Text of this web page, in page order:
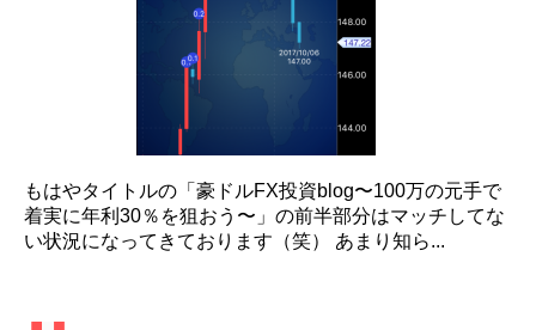
もはやタイトルの「豪ドルFX投資blog〜100万の元手で
着実に年利30％を狙おう〜」の前半部分はマッチしてな
い状況になってきております（笑） あまり知ら...